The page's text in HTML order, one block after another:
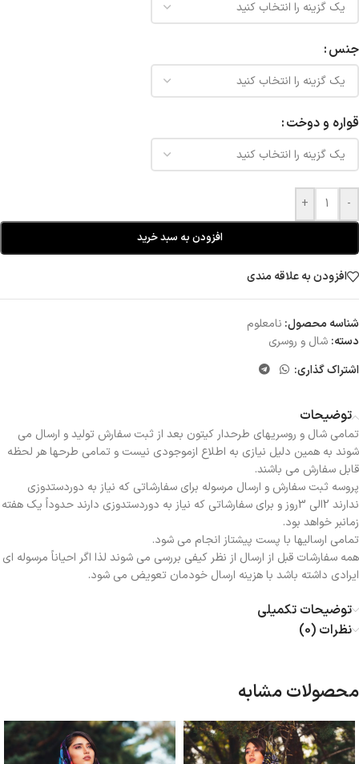
جنس
قواره و دوخت
-
+
افزودن به سبد خرید
افزودن به علاقه مندی
شناسه محصول: نامعلوم
دسته: شال و روسری
اشتراک گذاری:
توضیحات
تمامی شال و روسریهای طرحدار کیتون بعد از ثبت سفارش تولید و ارسال می
شوند به همین دلیل نیازی به اطلاع ازموجودی نیست و تمامی طرحها هر لحظه
قابل سفارش می باشند.
پروسه ثبت سفارش و ارسال مرسوله برای سفارشاتی که نیاز به دوردستدوزی
ندارند 2الی 3روز و برای سفارشاتی که نیاز به دوردستدوزی دارند حدوداً یک هفته
زمانبر خواهد بود.
تمامی ارسالیها با پست پیشتاز انجام می شود.
همه سفارشات قبل از ارسال از نظر کیفی بررسی می شوند لذا اگر احیاناً مرسوله ای
ایرادی داشته باشد با هزینه ارسال خودمان تعویض می شود.
توضیحات تکمیلی
نظرات (0)
محصولات مشابه